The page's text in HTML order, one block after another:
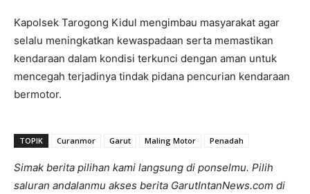
Kapolsek Tarogong Kidul mengimbau masyarakat agar
selalu meningkatkan kewaspadaan serta memastikan
kendaraan dalam kondisi terkunci dengan aman untuk
mencegah terjadinya tindak pidana pencurian kendaraan
bermotor.
TOPIK Curanmor Garut Maling Motor Penadah
Simak berita pilihan kami langsung di ponselmu. Pilih
saluran andalanmu akses berita GarutIntanNews.com di